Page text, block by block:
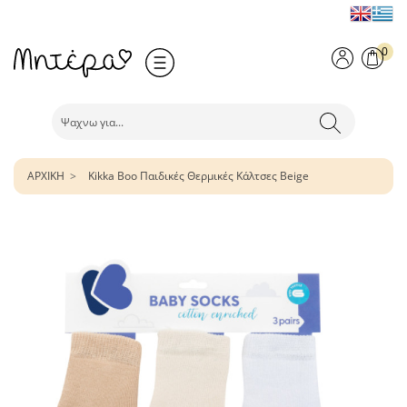
0
ΑΡΧΙΚΗ Kikka Boo Παιδικές Θερμικές Κάλτσες Beige